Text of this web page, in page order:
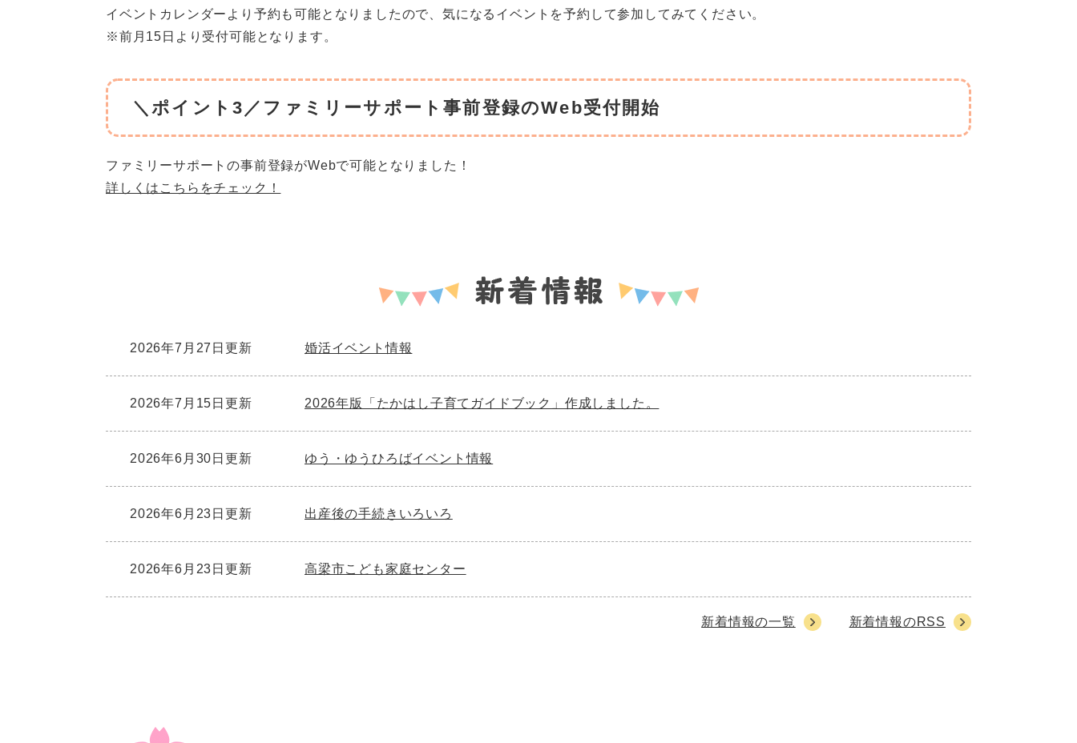
イベントカレンダーより予約も可能となりましたので、気になるイベントを予約して参加してみてください。
※前月15日より受付可能となります。
＼ポイント3／ファミリーサポート事前登録のWeb受付開始
ファミリーサポートの事前登録がWebで可能となりました！
詳しくはこちらをチェック！
2026年7月27日更新 婚活イベント情報
2026年7月15日更新 2026年版「たかはし子育てガイドブック」作成しました。
2026年6月30日更新 ゆう・ゆうひろばイベント情報
2026年6月23日更新 出産後の手続きいろいろ
2026年6月23日更新 高梁市こども家庭センター
新着情報の一覧 新着情報のRSS